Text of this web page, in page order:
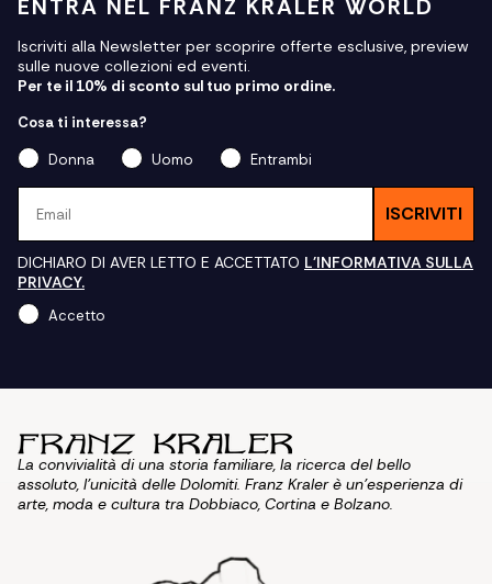
ENTRA NEL FRANZ KRALER WORLD
Iscriviti alla Newsletter per scoprire offerte esclusive, preview
sulle nuove collezioni ed eventi.
Per te il 10% di sconto sul tuo primo ordine.
Cosa ti interessa?
Donna
Uomo
Entrambi
ISCRIVITI
DICHIARO DI AVER LETTO E ACCETTATO L'INFORMATIVA SULLA
PRIVACY.
Accetto
La convivialità di una storia familiare, la ricerca del bello
assoluto, l'unicità delle Dolomiti. Franz Kraler è un'esperienza di
arte, moda e cultura tra Dobbiaco, Cortina e Bolzano.